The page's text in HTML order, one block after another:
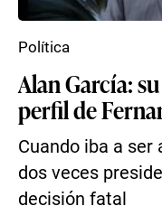
Alan García:
perfil de
Cuando iba a ser
dos veces
decisión fatal
Política